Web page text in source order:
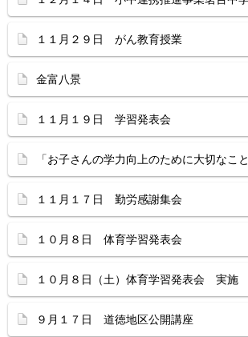
１１月２９日 がん教育授業
金富八景
１１月１９日 学習発表会
「お子さんの学力向上のために大切なこと
１１月１７日 勤労感謝集会
１０月８日 体育学習発表会
１０月８日（土）体育学習発表会 実施
９月１７日 道徳地区公開講座